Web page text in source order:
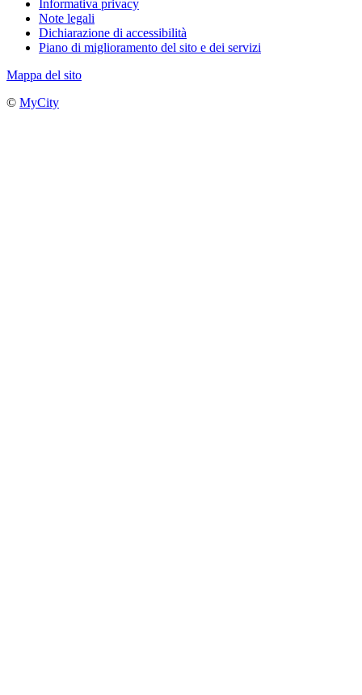
Informativa privacy
Note legali
Dichiarazione di accessibilità
Piano di miglioramento del sito e dei servizi
Mappa del sito
© MyCity